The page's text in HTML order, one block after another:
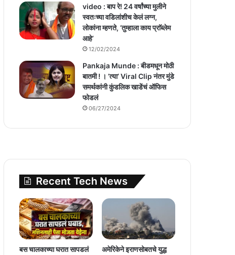
video : बाप रे! 24 वर्षांच्या मुलीने
स्वतःच्या वडिलांशीच केलं लग्न,
लोकांना म्हणते, ‘तुम्हाला काय प्राॅब्लेम
आहे’
12/02/2024
Pankaja Munde : बीडमधून मोठी
बातमी ! । ‘त्या’ Viral Clip नंतर मुंडे
समर्थकांनी कुंडलिक खाडेंचं ऑफिस
फोडलं
06/27/2024
Recent Tech News
बस चालकाच्या घरात सापडलं
अमेरिकेने इराणसोबतचे युद्ध